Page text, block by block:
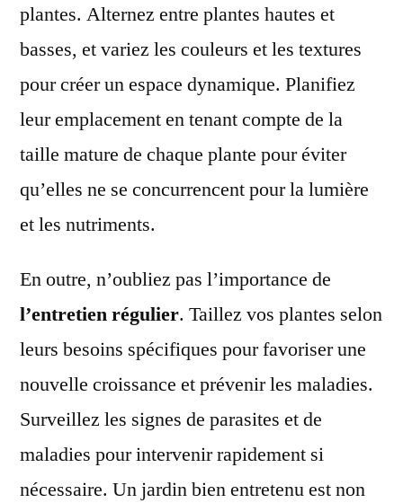
plantes. Alternez entre plantes hautes et
basses, et variez les couleurs et les textures
pour créer un espace dynamique. Planifiez
leur emplacement en tenant compte de la
taille mature de chaque plante pour éviter
qu’elles ne se concurrencent pour la lumière
et les nutriments.
En outre, n’oubliez pas l’importance de
l’entretien régulier. Taillez vos plantes selon
leurs besoins spécifiques pour favoriser une
nouvelle croissance et prévenir les maladies.
Surveillez les signes de parasites et de
maladies pour intervenir rapidement si
nécessaire. Un jardin bien entretenu est non